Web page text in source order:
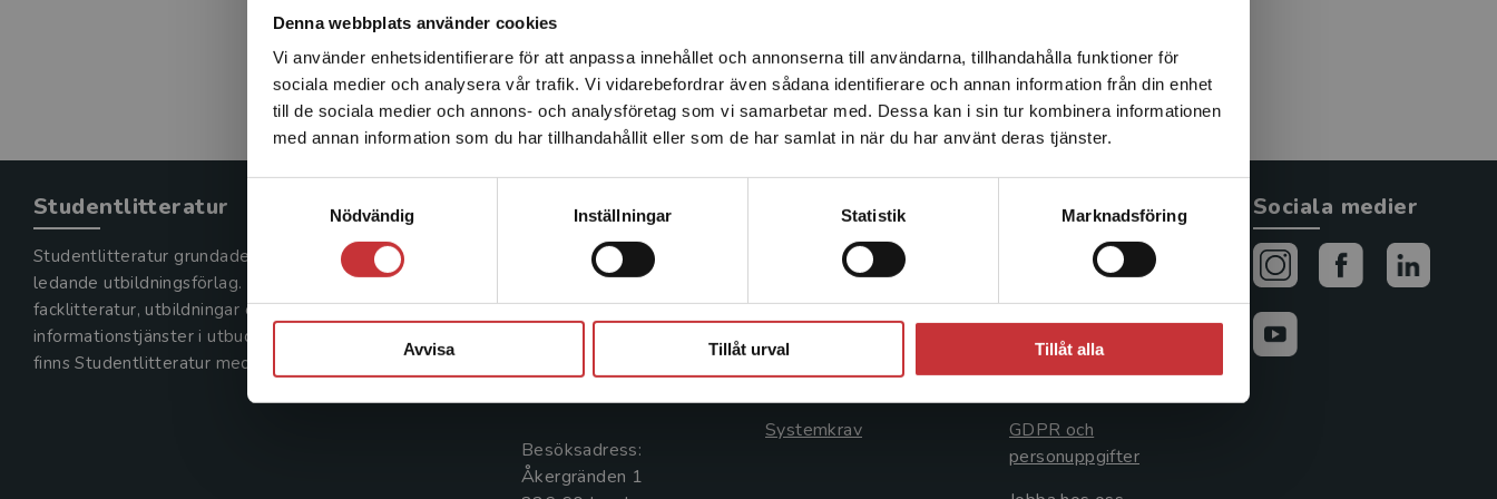
Denna webbplats använder cookies
Vi använder enhetsidentifierare för att anpassa innehållet och annonserna till användarna, tillhandahålla funktioner för
sociala medier och analysera vår trafik. Vi vidarebefordrar även sådana identifierare och annan information från din enhet
till de sociala medier och annons- och analysföretag som vi samarbetar med. Dessa kan i sin tur kombinera informationen
med annan information som du har tillhandahållit eller som de har samlat in när du har använt deras tjänster.
Nödvändig
Inställningar Statistik Marknadsföring
Avvisa Tillåt urval Tillåt alla
Det verkar som att du besöker studentlitteratur.se via en
enhet utanför Sverige. Vi erbjuder inte leveranser utanför
Sverige. För att kunna slutföra ett köp måste
leveransadressen vara i Sverige.Läs mer
Studentlitteratur
Studentlitteratur grundades 1963 och är idag Sveriges
ledande utbildningsförlag. Med läromedel, kurslitteratur,
facklitteratur, utbildningar och digitala
informationstjänster i utbudet,
finns Studentlitteratur med längs hela kunskapsresan.
Kontakta oss
Kontakta oss
046-31 20 00
Box 141
221 00 Lund
Besöksadress:
Åkergränden 1
Kundservice
Kontakta kundservice
046-31 21 00
Frågor och svar
Systemkrav
Allmänna länkar
Avtal och rättigheter
Cookies
GDPR och
personuppgifter
Sociala medier